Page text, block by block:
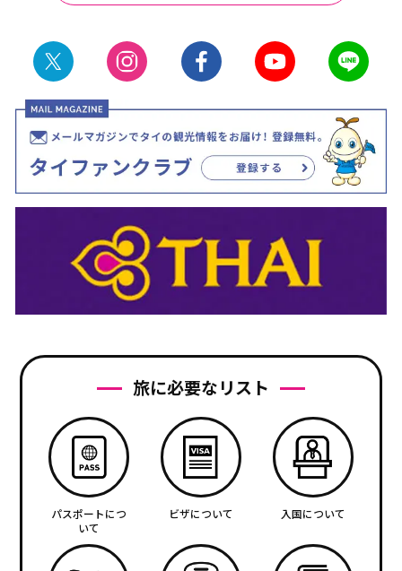
旅に必要なリスト
パスポートにつ
いて
ビザについて 入国について